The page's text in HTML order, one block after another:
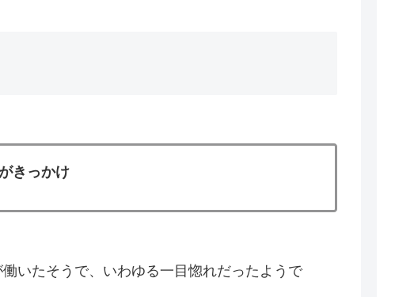
きっかけ
いたそうで、いわゆる一目惚れだったようで